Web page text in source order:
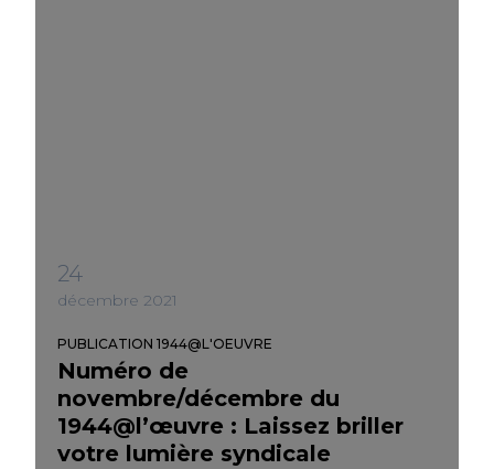
24
décembre 2021
PUBLICATION 1944@L'OEUVRE
Numéro de
novembre/décembre du
1944@l’œuvre : Laissez briller
votre lumière syndicale